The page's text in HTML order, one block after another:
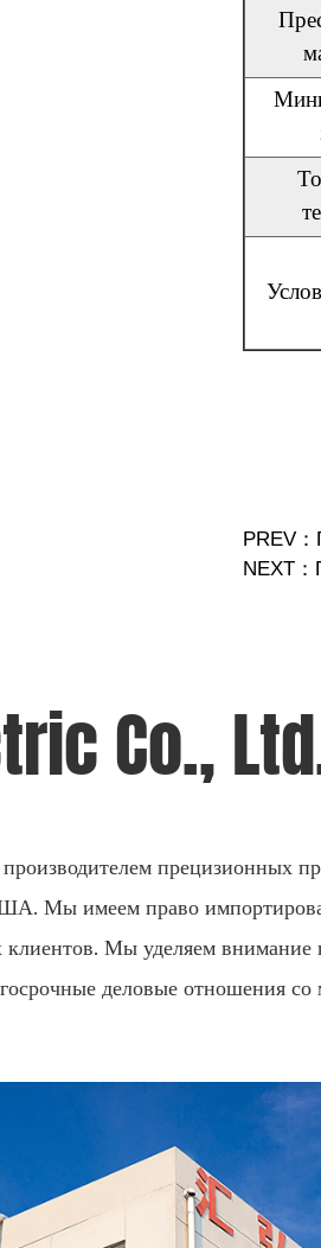
PREV：
NEXT：
Co.,
прецизионных
Мы имеем право
Мы уделяем внимание
деловые отношения